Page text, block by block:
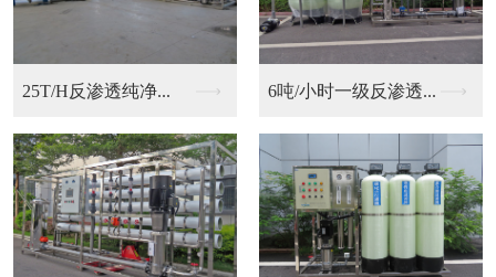
6吨/小时一级反渗透... 20吨/小时西门子P...